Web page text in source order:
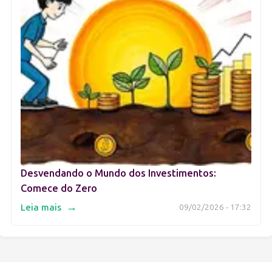
Desvendando o Mundo dos Investimentos:
Comece do Zero
09/02/2026 - 17:32
Leia mais →